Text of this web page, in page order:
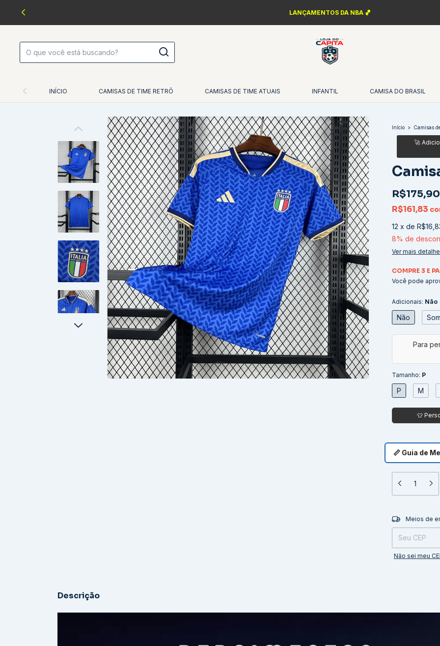
PERSONALIZAÇÃO FONTES DA ÉPOCA ✍️
INÍCIO CAMISAS DE TIME RETRÔ CAMISAS DE TIME ATUAIS INFANTIL CAMISA DO BRASIL
Início > Camisas
R$175,90
R$161,83
12 x de
8% de
Ver mais
COMPRE 3 E
Você pode
Adicionais: Não
Não
Tamanho: P
P M
📏 Guia de
Entregas para o
Meios de
Não sei meu
Descrição